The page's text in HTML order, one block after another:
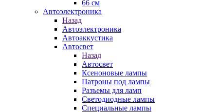
66 см
Автоэлектроника
Назад
Автоэлектроника
Автоаккустика
Автосвет
Назад
Автосвет
Ксеноновые лампы
Патроны под лампы
Разъемы для ламп
Светодиодные лампы
Специальные лампы